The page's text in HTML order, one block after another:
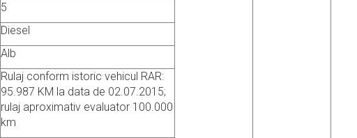
5
Diesel
Alb
Rulaj conform istoric vehicul RAR:
95.987 KM la data de 02.07.2015;
rulaj aproximativ evaluator 100.000
km